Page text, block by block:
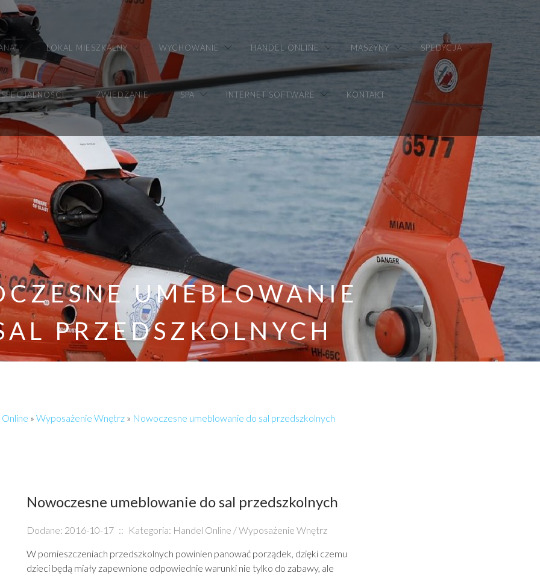
LOKAL MIESZKALNY WYCHOWANIE HANDEL ONLINE MASZYNY SPEDYCJA
SPECJALNOŚCI ZWIEDZANIE SPA INTERNET SOFTWARE KONTAKT
UMEBLOWANIE
PRZEDSZKOLNYCH
» Wyposażenie Wnętrz» Nowoczesne umeblowanie do sal przedszkolnych
Nowoczesne umeblowanie do sal przedszkolnych
Dodane: 2016-10-17 :: Kategoria: Handel Online / Wyposażenie Wnętrz
W pomieszczeniach przedszkolnych powinien panować porządek, dzięki czemu
dzieci będą miały zapewnione odpowiednie warunki nie tylko do zabawy, ale